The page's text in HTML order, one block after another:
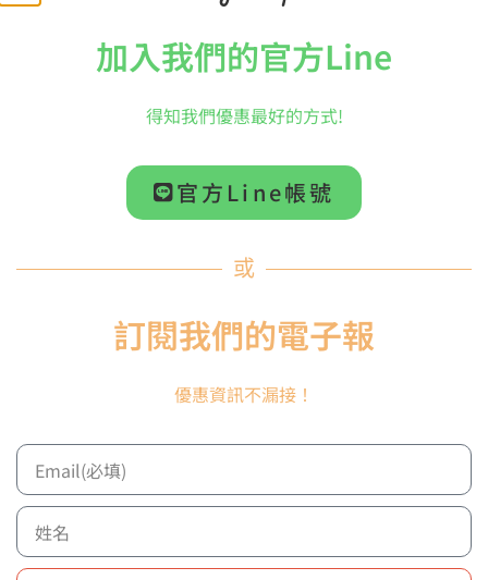
上班時間親訪
Cc音樂中心：台南市永康區大同街71號地下
Cc音樂中心
周一至周五9:00AM-12:00PM/1:00PM-6:00PM
若欲親訪選購樂器，請先預約
加入我們的官方Line
得知我們優惠最好的方式!
官方Line帳號
或
訂閱我們的電子報
優惠資訊不漏接！